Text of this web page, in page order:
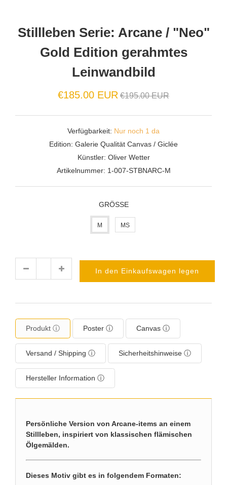
Stillleben Serie: Arcane / "Neo"
Gold Edition gerahmtes
Leinwandbild
€185.00 EUR Normaler
€195.00 EUR
Verfügbarkeit: Nur noch 1 da
Edition: Galerie Qualität Canvas / Giclée
Künstler: Oliver Wetter
Artikelnummer: 1-007-STBNARC-M
GRÖSSE
M MS
In den Einkaufswagen legen
Produkt ⓘ Poster ⓘ Canvas ⓘ
Versand / Shipping ⓘ Sicherheitshinweise ⓘ
Hersteller Information ⓘ
Persönliche Version von Arcane-items an einem
Stillleben, inspiriert von klassischen flämischen
Ölgemälden.
Dieses Motiv gibt es in folgendem Formaten: